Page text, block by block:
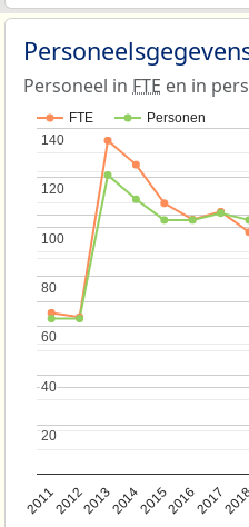
Personeel in FTE en in
FTE Personen
2011201220132014201520162017
20
20
40
40
60
60
80
80
100
100
120
120
140
140